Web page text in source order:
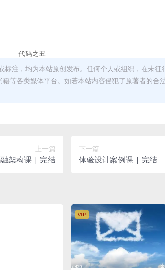
代码之丑
标注，均为本站原创发布。任何个人或组织，在未征
等各类媒体平台。如若本站内容侵犯了原著者的合
上一篇
架构课 | 完结
下一篇
体验设计案例课 | 完结
VIP